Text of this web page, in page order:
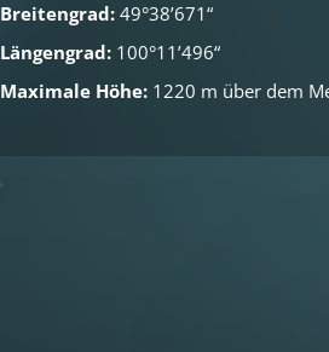
Breitengrad: 49°38’671“
Längengrad: 100°11’496“
Maximale Höhe: 1220 m über dem